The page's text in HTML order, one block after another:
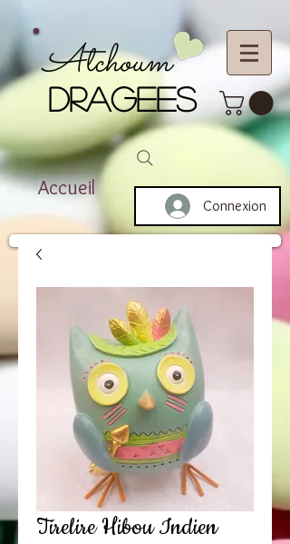
DRAGEES
Atchoum
Accueil
Connexion
Tirelire Hibou Indien